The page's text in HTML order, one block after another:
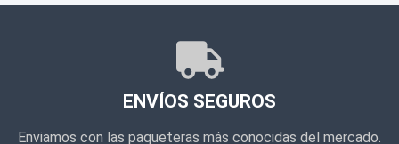
ENVÍOS SEGUROS
Enviamos con las paqueteras más conocidas del mercado.